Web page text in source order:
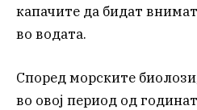
капачите да бидат
во водата.
Според морските
во овој период од